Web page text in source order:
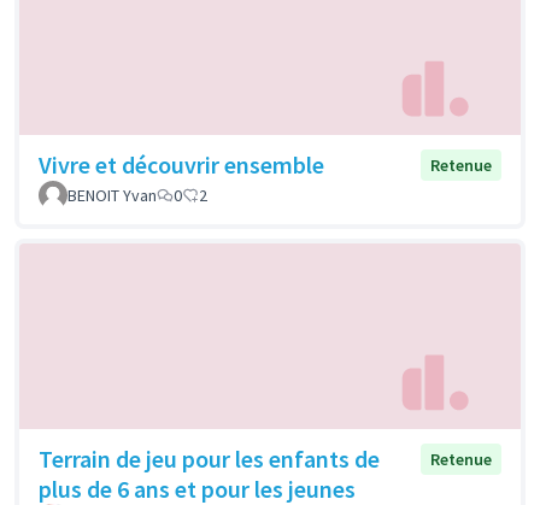
Vivre et découvrir ensemble
Retenue
BENOIT Yvan
0 2
Terrain de jeu pour les enfants de
plus de 6 ans et pour les jeunes
Retenue